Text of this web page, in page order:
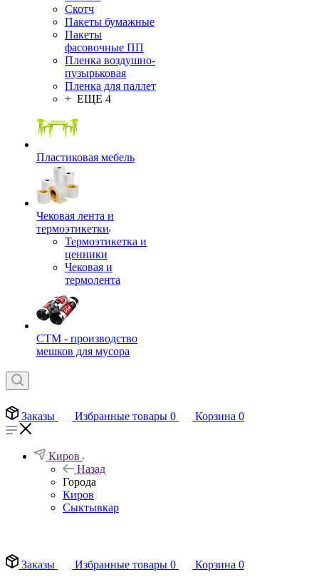
Скотч
Пакеты бумажные
Пакеты
фасовочные ПП
Пленка воздушно-
пузырьковая
Пленка для паллет
+ ЕЩЕ 4
Пластиковая мебель
Чековая лента и
термоэтикетки
Термоэтикетка и
ценники
Чековая и
термолента
СТМ - производство
мешков для мусора
Заказы Избранные товары 0 Корзина 0
Киров
Назад
Города
Киров
Сыктывкар
Заказы
Избранные товары 0 Корзина 0